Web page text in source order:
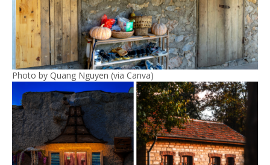
Photo by Quang Nguyen (via Canva)